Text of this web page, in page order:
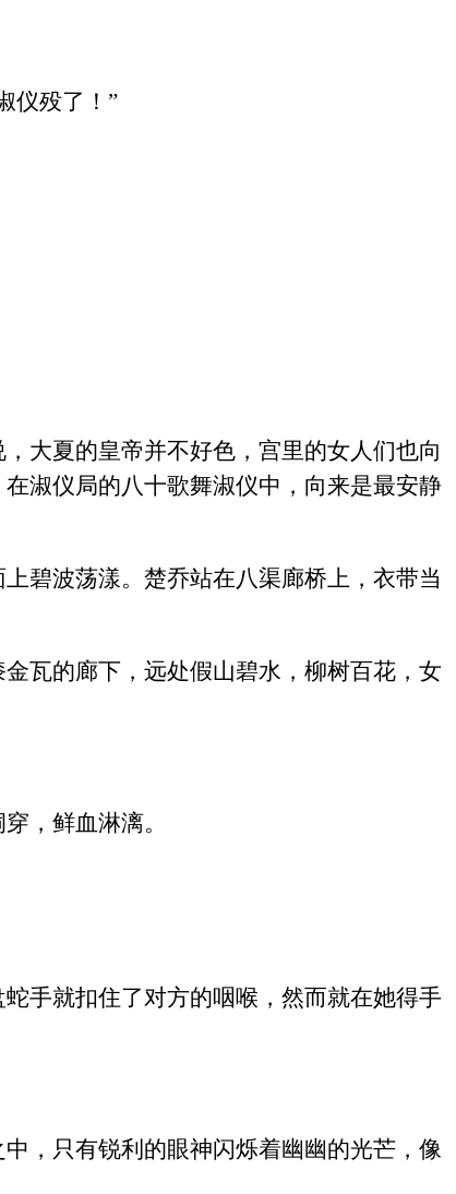
仪殁了！”
大夏的皇帝并不好色，宫里的女人们也向
淑仪局的八十歌舞淑仪中，向来是最安静
碧波荡漾。楚乔站在八渠廊桥上，衣带当
瓦的廊下，远处假山碧水，柳树百花，女
，鲜血淋漓。
手就扣住了对方的咽喉，然而就在她得手
，只有锐利的眼神闪烁着幽幽的光芒，像